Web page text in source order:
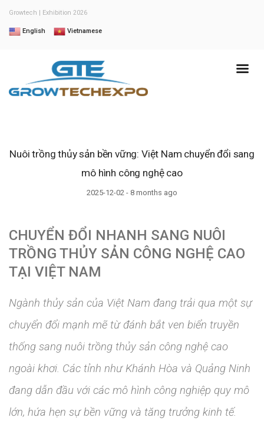
Growtech | Exhibition 2026
English Vietnamese
Nuôi trồng thủy sản bền vững: Việt Nam chuyển đổi sang
mô hình công nghệ cao
2025-12-02 - 8 months ago
CHUYỂN ĐỔI NHANH SANG NUÔI
TRỒNG THỦY SẢN CÔNG NGHỆ CAO
TẠI VIỆT NAM
Ngành thủy sản của Việt Nam đang trải qua một sự
chuyển đổi mạnh mẽ từ đánh bắt ven biển truyền
thống sang nuôi trồng thủy sản công nghệ cao
ngoài khơi. Các tỉnh như Khánh Hòa và Quảng Ninh
đang dẫn đầu với các mô hình công nghiệp quy mô
lớn, hứa hẹn sự bền vững và tăng trưởng kinh tế.